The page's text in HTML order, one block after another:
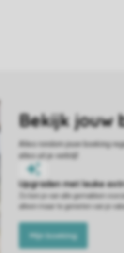
Zo ben je van alle gemakken
alleen maar te genieten van je
Mijn boeking